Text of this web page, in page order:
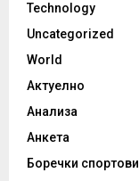
Technology
Uncategorized
World
Актуелно
Анализа
Анкета
Боречки спортови